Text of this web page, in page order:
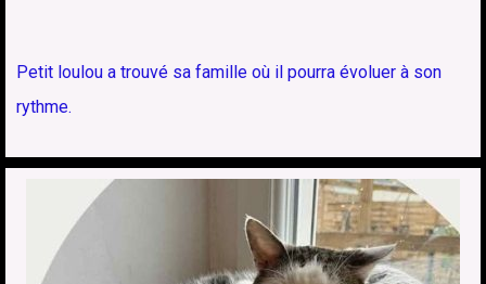
Petit loulou a trouvé sa famille où il pourra évoluer à son
rythme.